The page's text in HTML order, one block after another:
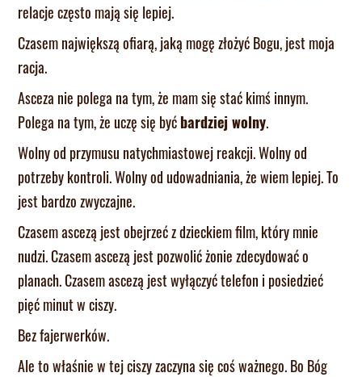
relacje często mają się lepiej.
Czasem największą ofiarą, jaką mogę złożyć Bogu, jest moja
racja.
Asceza nie polega na tym, że mam się stać kimś innym.
Polega na tym, że uczę się byćbardziej wolny.
Wolny od przymusu natychmiastowej reakcji. Wolny od
potrzeby kontroli. Wolny od udowadniania, że wiem lepiej. To
jest bardzo zwyczajne.
Czasem ascezą jest obejrzeć z dzieckiem film, który mnie
nudzi. Czasem ascezą jest pozwolić żonie zdecydować o
planach. Czasem ascezą jest wyłączyć telefon i posiedzieć
pięć minut w ciszy.
Bez fajerwerków.
Ale to właśnie w tej ciszy zaczyna się coś ważnego. Bo Bóg